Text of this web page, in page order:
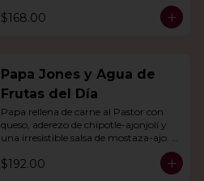
$168.00
Papa Jones y Agua de
Frutas del Día
Papa rellena de carne al Pastor con
queso, aderezo de chipotle-ajonjolí y
una irresistible salsa de mostaza-ajo.
$192.00